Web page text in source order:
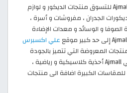
كما يمكن أن تجد في موقع Ajmall للتسوق منتجات الديكور و لوازم
الجدران ، مفروشات و أسرة ،
الصوفا و الوسائد و معدات الإضاءة
علي اكسبرس
المعروضة التي تتميز بالجودة
الممتازة. يمكن أن تجد أيضًا في Ajmall أحذية كلاسيكية و رياضية ،
الكبيرة اضافة الى منتجات